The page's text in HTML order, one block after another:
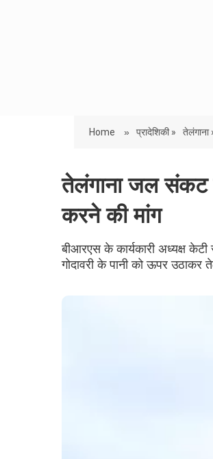
Home » प्रादेशिकी » तेलंगाना
तेलंगाना जल संकट
करने की मांग
बीआरएस के कार्यकारी अध्यक्ष
गोदावरी के पानी को ऊपर उठाकर